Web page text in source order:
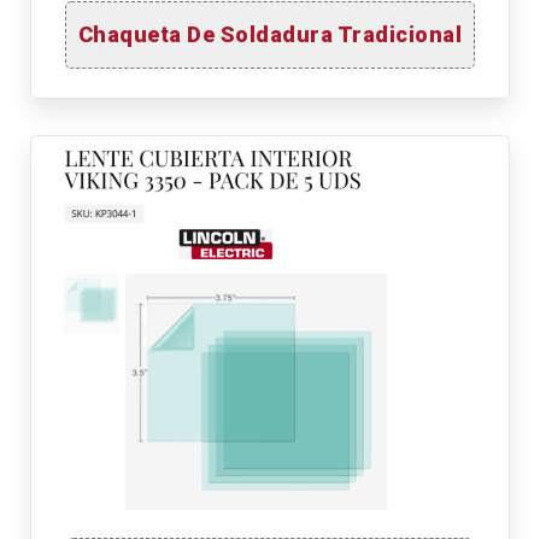
Chaqueta De Soldadura Tradicional